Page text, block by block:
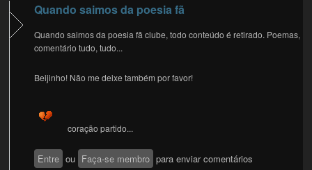
Quando saimos da poesia fã
Quando saimos da poesia fã clube, todo conteúdo é retirado. Poemas,
comentário tudo, tudo...
Beijinho! Não me deixe também por favor!
coração partido...
Entre ou Faça-se membro para enviar comentários